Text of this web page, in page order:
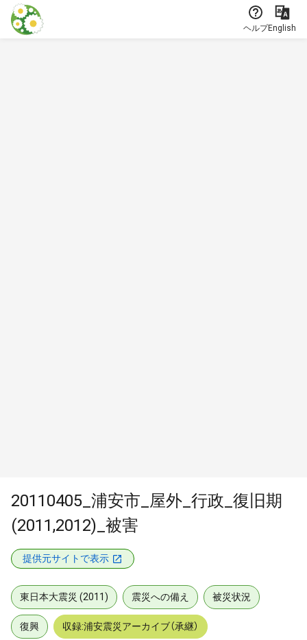
本文に飛ぶ
ヘルプEnglish
20110405_浦安市_屋外_行政_復旧期
(2011,2012)_被害
提供元サイトで表示
東日本大震災 (2011) 震災への備え 被災状況
復興 収録:浦安震災アーカイブ（承継）